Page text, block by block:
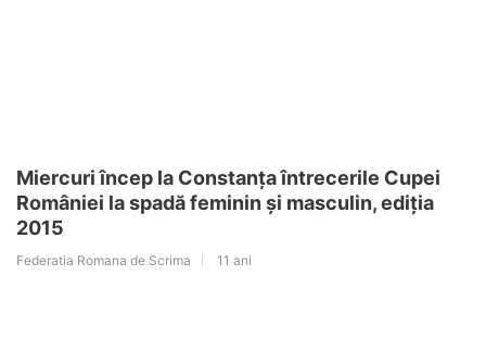
Miercuri încep la Constanța întrecerile Cupei
României la spadă feminin și masculin, ediția
2015
Federatia Romana de Scrima 11 ani